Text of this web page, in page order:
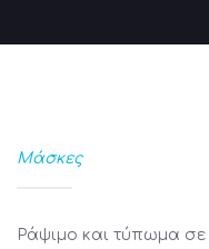
Μάσκες
Ράψιμο και τύπωμα